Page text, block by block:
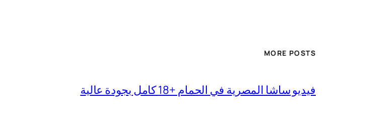
MORE POSTS
فيديو ساشا المصرية في الحمام +18 كامل بجودة عالية